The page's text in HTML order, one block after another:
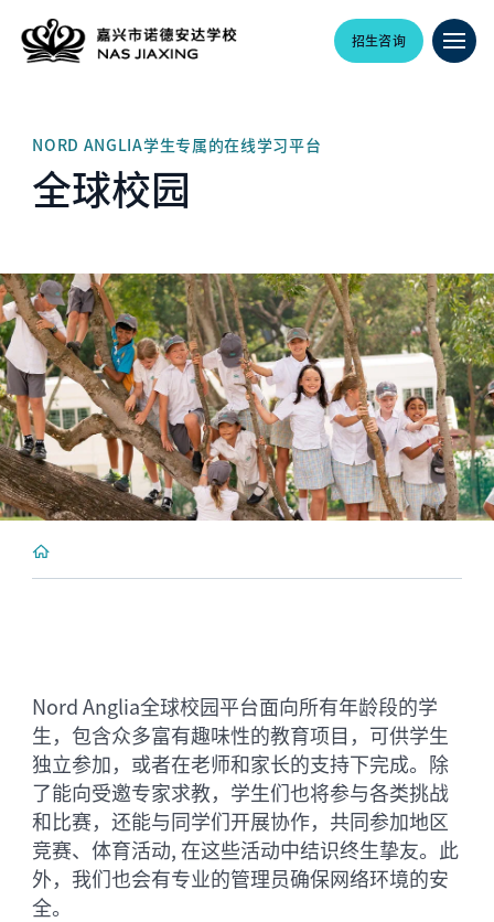
招生咨询
NORD ANGLIA学生专属的在线学习平台
全球校园
Nord Anglia全球校园平台面向所有年龄段的学
生，包含众多富有趣味性的教育项目，可供学生
独立参加，或者在老师和家长的支持下完成。除
了能向受邀专家求教，学生们也将参与各类挑战
和比赛，还能与同学们开展协作，共同参加地区
竞赛、体育活动, 在这些活动中结识终生挚友。此
外，我们也会有专业的管理员确保网络环境的安
全。